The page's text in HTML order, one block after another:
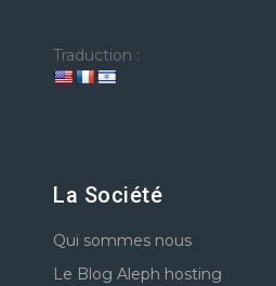
Traduction :
La Société
Qui sommes nous
Le Blog Aleph hosting